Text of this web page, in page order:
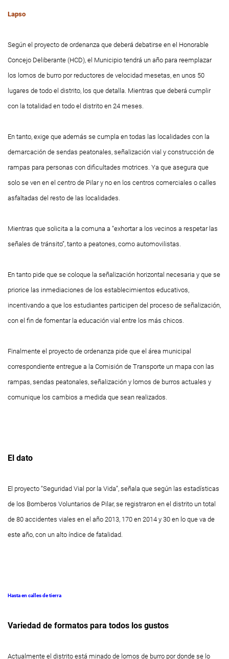
Lapso
Según el proyecto de ordenanza que deberá debatirse en el Honorable
Concejo Deliberante (HCD), el Municipio tendrá un año para reemplazar
los lomos de burro por reductores de velocidad mesetas, en unos 50
lugares de todo el distrito, los que detalla. Mientras que deberá cumplir
con la totalidad en todo el distrito en 24 meses.
En tanto, exige que además se cumpla en todas las localidades con la
demarcación de sendas peatonales, señalización vial y construcción de
rampas para personas con dificultades motrices. Ya que asegura que
solo se ven en el centro de Pilar y no en los centros comerciales o calles
asfaltadas del resto de las localidades.
Mientras que solicita a la comuna a “exhortar a los vecinos a respetar las
señales de tránsito”, tanto a peatones, como automovilistas.
En tanto pide que se coloque la señalización horizontal necesaria y que se
priorice las inmediaciones de los establecimientos educativos,
incentivando a que los estudiantes participen del proceso de señalización,
con el fin de fomentar la educación vial entre los más chicos.
Finalmente el proyecto de ordenanza pide que el área municipal
correspondiente entregue a la Comisión de Transporte un mapa con las
rampas, sendas peatonales, señalización y lomos de burros actuales y
comunique los cambios a medida que sean realizados.
El dato
El proyecto “Seguridad Vial por la Vida”, señala que según las estadísticas
de los Bomberos Voluntarios de Pilar, se registraron en el distrito un total
de 80 accidentes viales en el año 2013, 170 en 2014 y 30 en lo que va de
este año, con un alto índice de fatalidad.
Hasta en calles de tierra
Variedad de formatos para todos los gustos
Actualmente el distrito está minado de lomos de burro por donde se lo